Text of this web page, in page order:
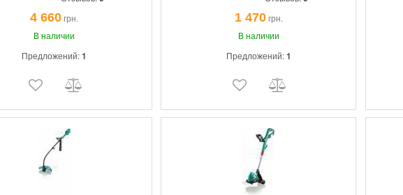
4 660грн.
В наличии
Предложений:1
1 470грн.
В наличии
Предложений:1